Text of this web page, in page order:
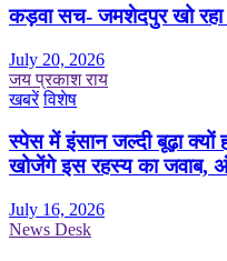
कड़वा सच- जमशेदपुर खो रहा
July 20, 2026
जय प्रकाश राय
खबरें विशेष
स्पेस में इंसान जल्दी बूढ़ा
खोजेंगे इस रहस्य का जवाब,
July 16, 2026
News Desk